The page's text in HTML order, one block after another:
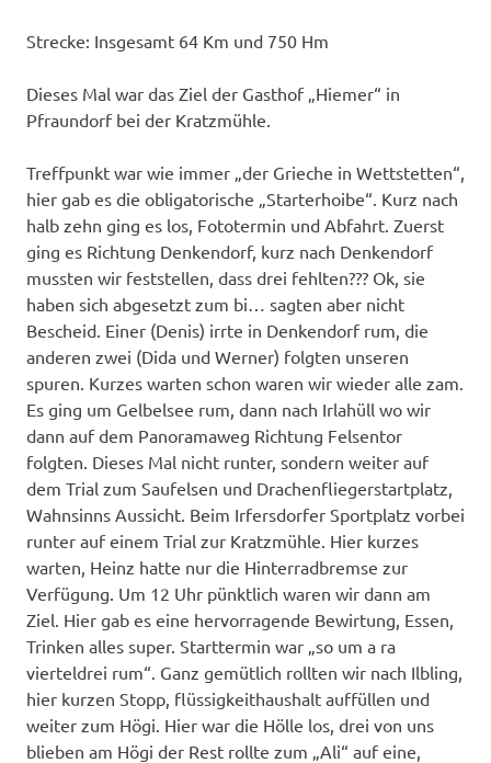
Strecke: Insgesamt 64 Km und 750 Hm
Dieses Mal war das Ziel der Gasthof „Hiemer“ in
Pfraundorf bei der Kratzmühle.
Treffpunkt war wie immer „der Grieche in Wettstetten“,
hier gab es die obligatorische „Starterhoibe“. Kurz nach
halb zehn ging es los, Fototermin und Abfahrt. Zuerst
ging es Richtung Denkendorf, kurz nach Denkendorf
mussten wir feststellen, dass drei fehlten??? Ok, sie
haben sich abgesetzt zum bi… sagten aber nicht
Bescheid. Einer (Denis) irrte in Denkendorf rum, die
anderen zwei (Dida und Werner) folgten unseren
spuren. Kurzes warten schon waren wir wieder alle zam.
Es ging um Gelbelsee rum, dann nach Irlahüll wo wir
dann auf dem Panoramaweg Richtung Felsentor
folgten. Dieses Mal nicht runter, sondern weiter auf
dem Trial zum Saufelsen und Drachenfliegerstartplatz,
Wahnsinns Aussicht. Beim Irfersdorfer Sportplatz vorbei
runter auf einem Trial zur Kratzmühle. Hier kurzes
warten, Heinz hatte nur die Hinterradbremse zur
Verfügung. Um 12 Uhr pünktlich waren wir dann am
Ziel. Hier gab es eine hervorragende Bewirtung, Essen,
Trinken alles super. Starttermin war „so um a ra
vierteldrei rum“. Ganz gemütlich rollten wir nach Ilbling,
hier kurzen Stopp, flüssigkeithaushalt auffüllen und
weiter zum Högi. Hier war die Hölle los, drei von uns
blieben am Högi der Rest rollte zum „Ali“ auf eine,